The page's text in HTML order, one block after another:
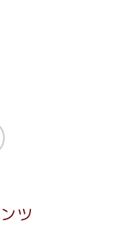
ツ